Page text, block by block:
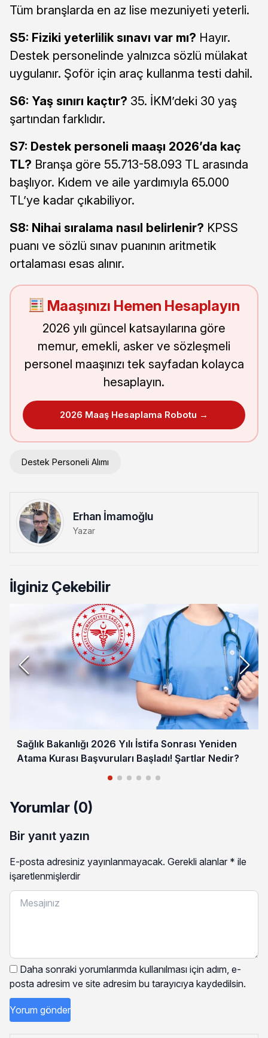
Tüm branşlarda en az lise mezuniyeti yeterli.
S5: Fiziki yeterlilik sınavı var mı? Hayır.
Destek personelinde yalnızca sözlü mülakat
uygulanır. Şoför için araç kullanma testi dahil.
S6: Yaş sınırı kaçtır? 35. İKM’deki 30 yaş
şartından farklıdır.
S7: Destek personeli maaşı 2026’da kaç
TL? Branşa göre 55.713-58.093 TL arasında
başlıyor. Kıdem ve aile yardımıyla 65.000
TL’ye kadar çıkabiliyor.
S8: Nihai sıralama nasıl belirlenir? KPSS
puanı ve sözlü sınav puanının aritmetik
ortalaması esas alınır.
Maaşınızı Hemen Hesaplayın
2026 yılı güncel katsayılarına göre
memur, emekli, asker ve sözleşmeli
personel maaşınızı tek sayfadan kolayca
hesaplayın.
2026 Maaş Hesaplama Robotu →
Destek Personeli Alımı
Erhan İmamoğlu
Yazar
İlginiz Çekebilir
Sağlık Bakanlığı 2026 Yılı İstifa Sonrası Yeniden
Atama Kurası Başvuruları Başladı! Şartlar Nedir?
Yorumlar (0)
Bir yanıt yazın
E-posta adresiniz yayınlanmayacak. Gerekli alanlar * ile
işaretlenmişlerdir
Daha sonraki yorumlarımda kullanılması için adım, e-
posta adresim ve site adresim bu tarayıcıya kaydedilsin.